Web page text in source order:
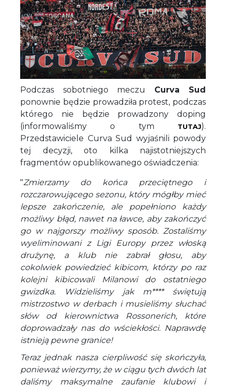
Podczas sobotniego meczu Curva Sud
ponownie będzie prowadziła protest, podczas
którego nie będzie prowadzony doping
(informowaliśmy o tym
TUTAJ).
Przedstawiciele Curva Sud wyjaśnili powody
tej decyzji, oto kilka najistotniejszych
fragmentów opublikowanego oświadczenia:
"Zmierzamy do końca przeciętnego i
rozczarowującego sezonu, który mógłby mieć
lepsze zakończenie, ale popełniono każdy
możliwy błąd, nawet na ławce, aby zakończyć
go w najgorszy możliwy sposób. Zostaliśmy
wyeliminowani z Ligi Europy przez włoską
drużynę, a klub nie zabrał głosu, aby
cokolwiek powiedzieć kibicom, którzy po raz
kolejni kibicowali Milanowi do ostatniego
gwizdka. Widzieliśmy jak m**** świętują
mistrzostwo w derbach i musieliśmy słuchać
słów od kierownictwa Rossonerich, które
doprowadzały nas do wściekłości. Naprawdę
istnieją pewne granice!
Teraz jednak nasza cierpliwość się skończyła,
ponieważ wierzymy, że w ciągu tych dwóch lat
daliśmy maksymalne zaufanie klubowi i